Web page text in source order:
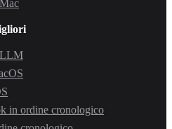
LLM
in ordine cronologico